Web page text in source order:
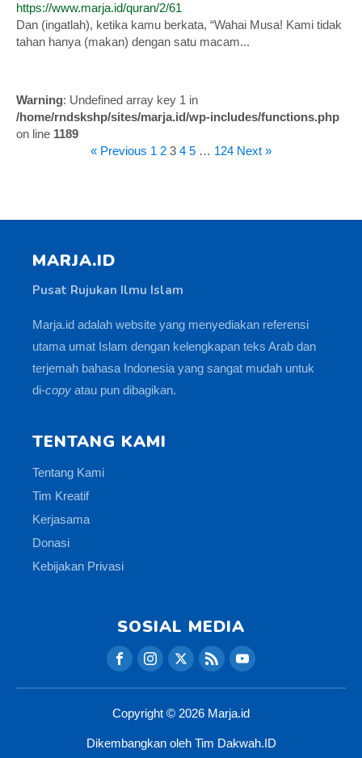
https://www.marja.id/quran/2/61
Dan (ingatlah), ketika kamu berkata, “Wahai Musa! Kami tidak
tahan hanya (makan) dengan satu macam...
Warning: Undefined array key 1 in
/home/rndskshp/sites/marja.id/wp-includes/functions.php
on line 1189
« Previous 1 2 3 4 5 … 124 Next »
MARJA.ID
Pusat Rujukan Ilmu Islam
Marja.id adalah website yang menyediakan referensi
utama umat Islam dengan kelengkapan teks Arab dan
terjemah bahasa Indonesia yang sangat mudah untuk
di-copy atau pun dibagikan.
TENTANG KAMI
Tentang Kami
Tim Kreatif
Kerjasama
Donasi
Kebijakan Privasi
SOSIAL MEDIA
Copyright © 2026 Marja.id
Dikembangkan oleh Tim Dakwah.ID